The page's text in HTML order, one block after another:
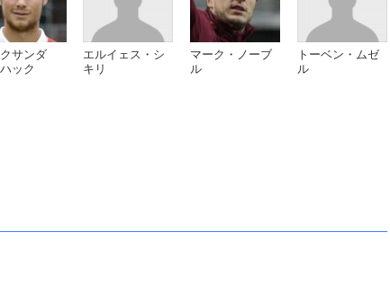
サンダ
ック
エルイェス・シ
キリ
マーク・ノーブ
ル
トーベン・ムゼ
ル